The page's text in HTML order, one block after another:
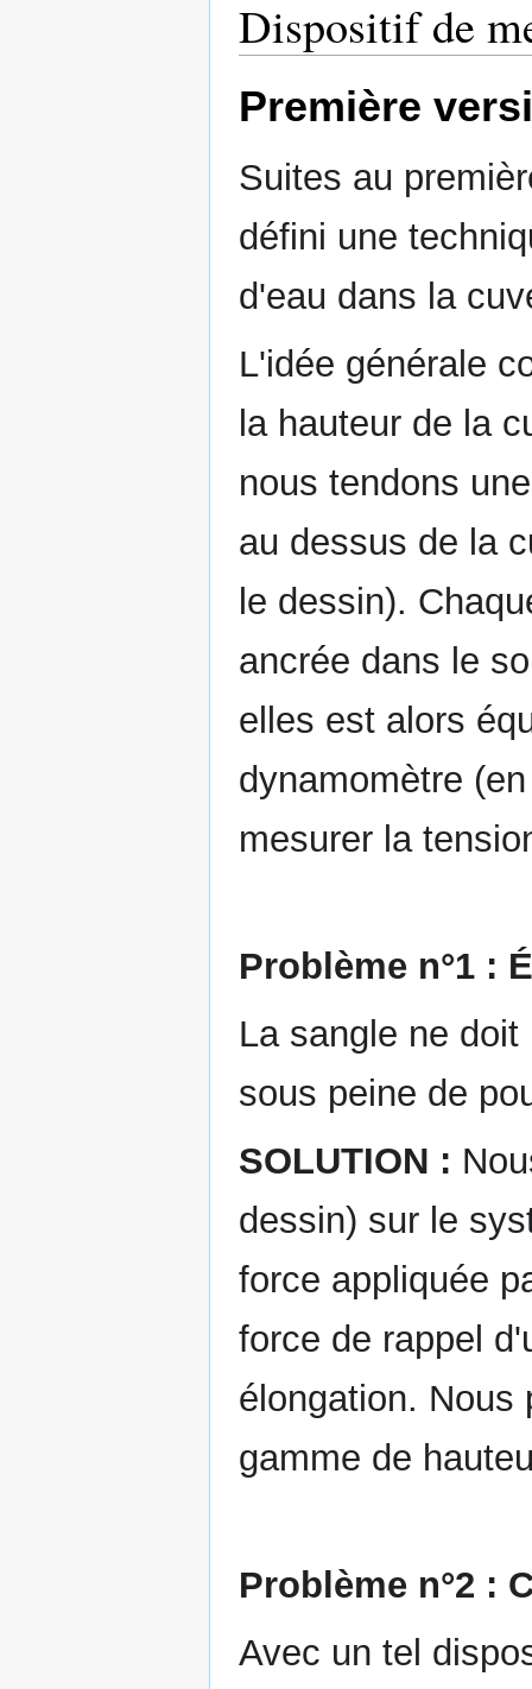
Dispositif de
Première
Suites au
défini une
d'eau dans la
L'idée générale
la hauteur de la
nous tendons
au dessus de la
le dessin).
ancrée dans le
elles est alors
dynamomètre
mesurer la
Problème n°1 :
La sangle ne
sous peine de
SOLUTION :
dessin) sur le
force appliquée
force de rappel
élongation. Nous
gamme de
Problème n°2 :
Avec un tel